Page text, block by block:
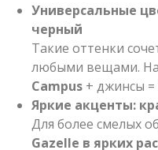
Универсальные
черный
Такие оттенки
любыми вещами.
Campus + джинсы =
Яркие акценты:
Для более смелых
Gazelle в ярких